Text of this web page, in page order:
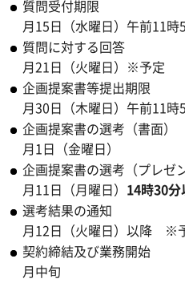
質問受付期
月15日（水曜日）午前11時
質問に対す
月21日（火曜日）※予定
企画提案書等
月30日（木曜日）午前11時
企画提案書の選
月1日（金曜日）
企画提案書の選考（プレ
月11日（月曜日） 14時30
選考結果の
月12日（火曜日）以降 ※
契約締結及び
月中旬